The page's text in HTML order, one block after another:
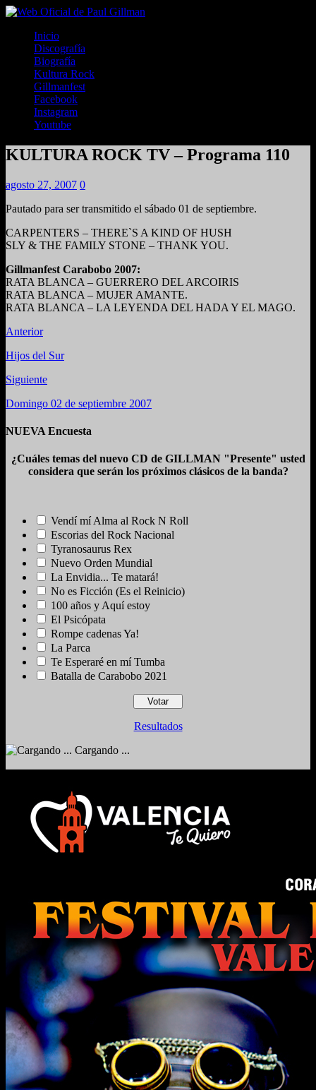
Inicio
Discografía
Biografía
Kultura Rock
Gillmanfest
Facebook
Instagram
Youtube
KULTURA ROCK TV – Programa 110
agosto 27, 2007 0
Pautado para ser transmitido el sábado 01 de septiembre.
CARPENTERS – THERE`S A KIND OF HUSH
SLY & THE FAMILY STONE – THANK YOU.
Gillmanfest Carabobo 2007:
RATA BLANCA – GUERRERO DEL ARCOIRIS
RATA BLANCA – MUJER AMANTE.
RATA BLANCA – LA LEYENDA DEL HADA Y EL MAGO.
Anterior
Hijos del Sur
Siguiente
Domingo 02 de septiembre 2007
NUEVA Encuesta
¿Cuáles temas del nuevo CD de GILLMAN "Presente" usted
considera que serán los próximos clásicos de la banda?
Vendí mí Alma al Rock N Roll
Escorias del Rock Nacional
Tyranosaurus Rex
Nuevo Orden Mundial
La Envidia... Te matará!
No es Ficción (Es el Reinicio)
100 años y Aquí estoy
El Psicópata
Rompe cadenas Ya!
La Parca
Te Esperaré en mí Tumba
Batalla de Carabobo 2021
Resultados
Cargando ...